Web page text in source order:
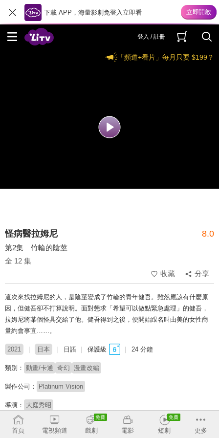
下載 APP，海量影劇免登入立即看
登入 / 註冊
「頻道+看片」每月只要 $199？
怪病醫拉姆尼 8.0
第2集 竹輪的陰莖
全 12 集
收藏
分享
這次來找拉姆尼的人，是陰莖變成了竹輪的青年健吾。雖然應該有什麼原
因，但健吾卻不打算說明。面對懇求「希望可以做點緊急處理」的健吾，
拉姆尼將某個怪具交給了他。健吾得到之後，便開始跟名叫由美的女性商
量約會事宜……。
2021 日本 日語 保護級 24 分鐘
類別： 動畫/卡通 奇幻 漫畫改編
製作公司： Platinum Vision
導演： 大庭秀昭
配音： 内田雄馬 永塚拓馬
植田佳奈
首頁
電視頻道 戲劇 電影 短劇 更多